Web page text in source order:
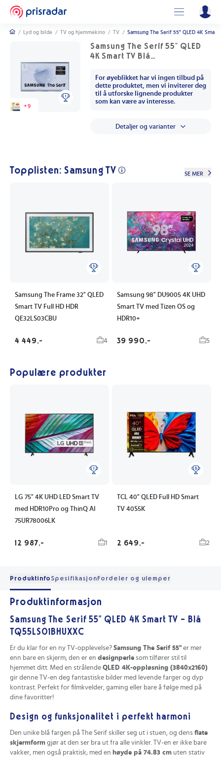
/ Lyd og bilde / TV og hjemmekino / TV / Samsung The Serif 55" QLED 4K Smart
+9
Samsung The Serif 55" QLED
4K Smart TV Blå
For øyeblikket har vi ingen tilbud på
dette produktet, men vi inviterer deg
til å utforske lignende produkter
som kan være av interesse.
Detaljer og varianter
Topplisten: Samsung TV SE MER
Samsung The Frame 32" QLED
Smart TV Full HD HDR
QE32LS03CBU
4 449,- 4
Samsung 98" DU9005 4K UHD
Smart TV med Tizen OS og
HDR10+
39 990,- 5
Populære produkter
LG 75" 4K UHD LED Smart TV
med HDR10Pro og ThinQ AI
75UR78006LK
12 987,- 1
TCL 40" QLED Full HD Smart
TV 40S5K
2 649,- 2
Produktinfo Spesifikasjon Fordeler og ulemper
Produktinformasjon
Samsung The Serif 55" QLED 4K Smart TV - Blå
TQ55LS01BHUXXC
Er du klar for en ny TV-opplevelse? Samsung The Serif 55" er mer
enn bare en skjerm; den er en designperle som tilfører stil til
hjemmet ditt. Med en strålende QLED 4K-oppløsning (3840x2160)
gir denne TV-en deg fantastiske bilder med levende farger og dyp
kontrast. Perfekt for filmkvelder, gaming eller bare å følge med på
dine favoritter!
Design og funksjonalitet i perfekt harmoni
Den unike blå fargen på The Serif skiller seg ut i stuen, og dens flate
skjermform gjør at den ser bra ut fra alle vinkler. TV-en er ikke bare
vakker, men også praktisk; med en høyde på 74.83 cm uten stativ